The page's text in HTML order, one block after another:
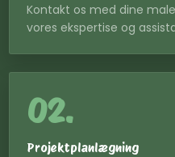
Kontakt os med dine
vores ekspertise og
02.
Projektplanlægning